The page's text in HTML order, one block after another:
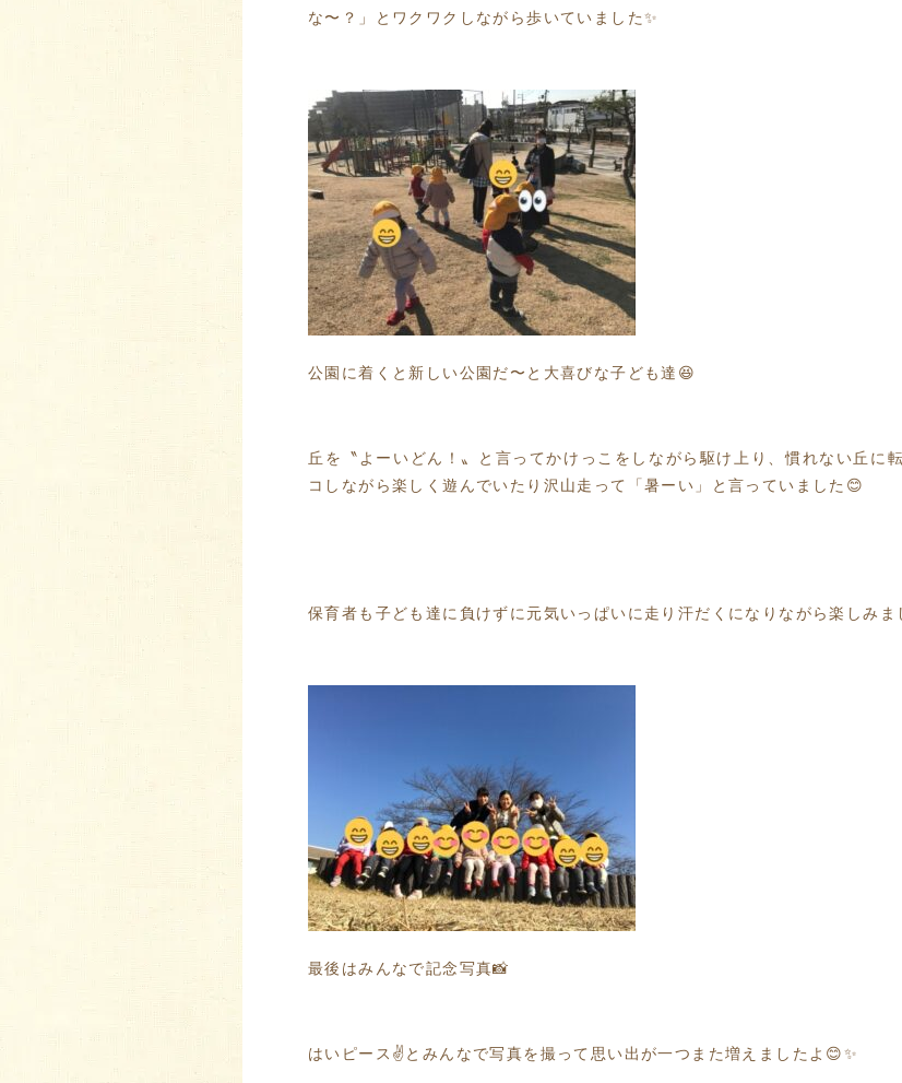
な〜？」とワクワクしながら歩いていました✨
公園に着くと新しい公園だ〜と大喜びな子ども達😆
丘を〝よーいどん！〟と言ってかけっこをしながら駆け上り、慣れない丘に
コしながら楽しく遊んでいたり沢山走って「暑ーい」と言っていました😊
保育者も子ども達に負けずに元気いっぱいに走り汗だくになりながら楽しみま
最後はみんなで記念写真📸
はいピース ✌️とみんなで写真を撮って思い出が一つまた増えましたよ 😊✨